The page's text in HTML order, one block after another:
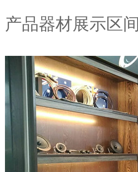
产品器材展示区间